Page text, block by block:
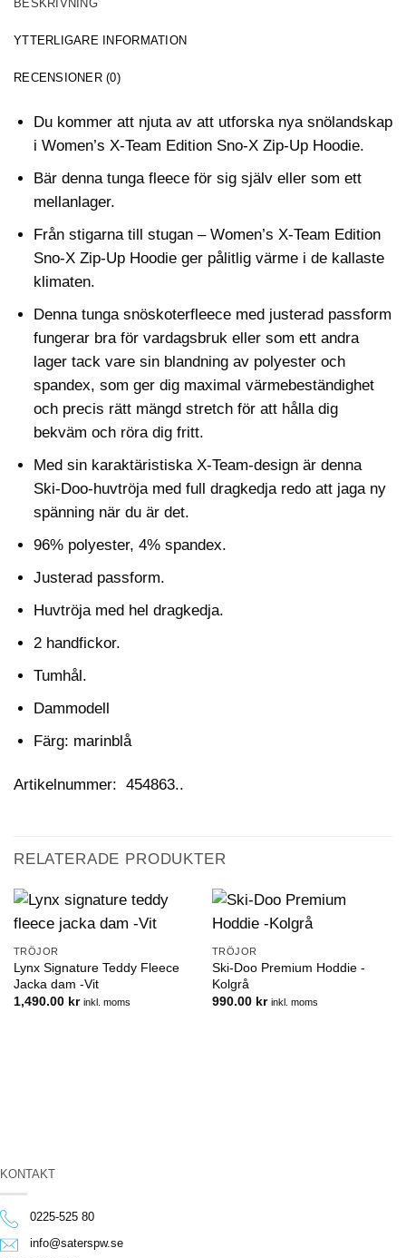
BESKRIVNING
YTTERLIGARE INFORMATION
RECENSIONER (0)
Du kommer att njuta av att utforska nya snölandskap
i Women’s X-Team Edition Sno-X Zip-Up Hoodie.
Bär denna tunga fleece för sig själv eller som ett
mellanlager.
Från stigarna till stugan – Women’s X-Team Edition
Sno-X Zip-Up Hoodie ger pålitlig värme i de kallaste
klimaten.
Denna tunga snöskoterfleece med justerad passform
fungerar bra för vardagsbruk eller som ett andra
lager tack vare sin blandning av polyester och
spandex, som ger dig maximal värmebeständighet
och precis rätt mängd stretch för att hålla dig
bekväm och röra dig fritt.
Med sin karaktäristiska X-Team-design är denna
Ski-Doo-huvtröja med full dragkedja redo att jaga ny
spänning när du är det.
96% polyester, 4% spandex.
Justerad passform.
Huvtröja med hel dragkedja.
2 handfickor.
Tumhål.
Dammodell
Färg: marinblå
Artikelnummer: 454863..
RELATERADE PRODUKTER
TRÖJOR
Lynx Signature Teddy Fleece
Jacka dam -Vit
1,490.00 kr inkl. moms
TRÖJOR
Ski-Doo Premium Hoddie -
Kolgrå
990.00 kr inkl. moms
KONTAKT
0225-525 80
info@saterspw.se